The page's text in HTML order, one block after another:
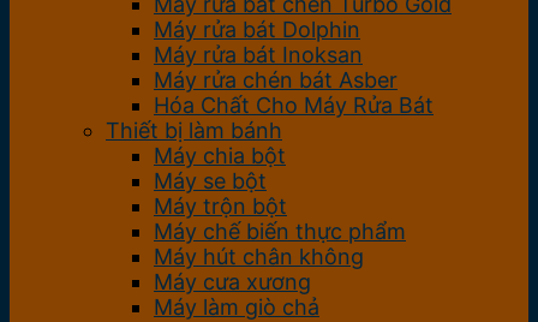
Máy rửa bát Dolphin
Máy rửa bát Inoksan
Máy rửa chén bát Asber
Hóa Chất Cho Máy Rửa Bát
Thiết bị làm bánh
Máy chia bột
Máy se bột
Máy trộn bột
Máy chế biến thực phẩm
Máy hút chân không
Máy cưa xương
Máy làm giò chả